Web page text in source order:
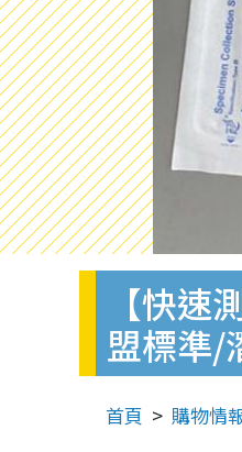
【快
盟標準/
首頁 購物情